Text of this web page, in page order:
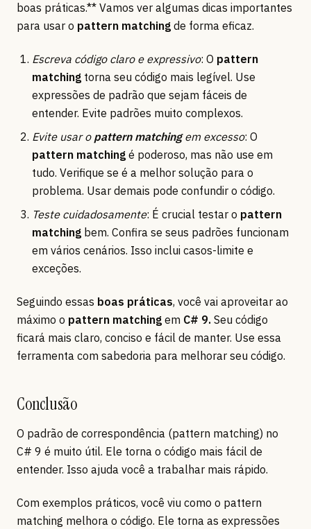
boas práticas.** Vamos ver algumas dicas importantes
para usar o pattern matching de forma eficaz.
Escreva código claro e expressivo: O pattern
matching torna seu código mais legível. Use
expressões de padrão que sejam fáceis de
entender. Evite padrões muito complexos.
Evite usar o pattern matchingem excesso: O
pattern matching é poderoso, mas não use em
tudo. Verifique se é a melhor solução para o
problema. Usar demais pode confundir o código.
Teste cuidadosamente: É crucial testar o pattern
matching bem. Confira se seus padrões funcionam
em vários cenários. Isso inclui casos-limite e
exceções.
Seguindo essas boas práticas, você vai aproveitar ao
máximo o pattern matching em C# 9. Seu código
ficará mais claro, conciso e fácil de manter. Use essa
ferramenta com sabedoria para melhorar seu código.
Conclusão
O padrão de correspondência (pattern matching) no
C# 9 é muito útil. Ele torna o código mais fácil de
entender. Isso ajuda você a trabalhar mais rápido.
Com exemplos práticos, você viu como o pattern
matching melhora o código. Ele torna as expressões